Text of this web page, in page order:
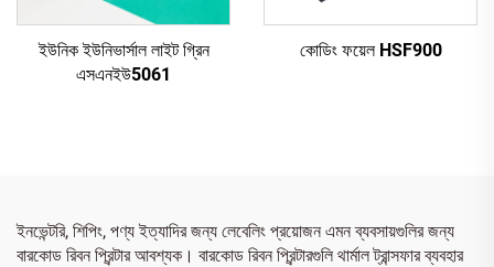
ইউনিক ইউনিভার্সাল লাইট গ্রিন
এসএনইউ5061
কোডিং ফয়েল HSF900
ইনভেন্টরি, শিপিং, পণ্য ইত্যাদির জন্য লেবেলিং প্রয়োজন এমন ব্যবসায়গুলির জন্য
বারকোড রিবন প্রিন্টার আবশ্যক। বারকোড রিবন প্রিন্টারগুলি থার্মাল ট্রান্সফার ব্যবহার